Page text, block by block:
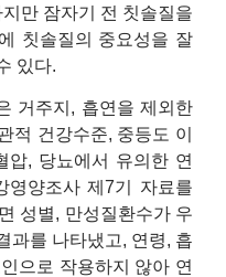
만 잠자기 전 칫솔질을
칫솔질의 중요성을 잘
있다.
거주지, 흡연을 제외한
적 건강수준, 중등도 이
압, 당뇨에서 유의한 연
영양조사 제7기 자료를
성별, 만성질환수가 우
과를 나타냈고, 연령, 흡
으로 작용하지 않아 연